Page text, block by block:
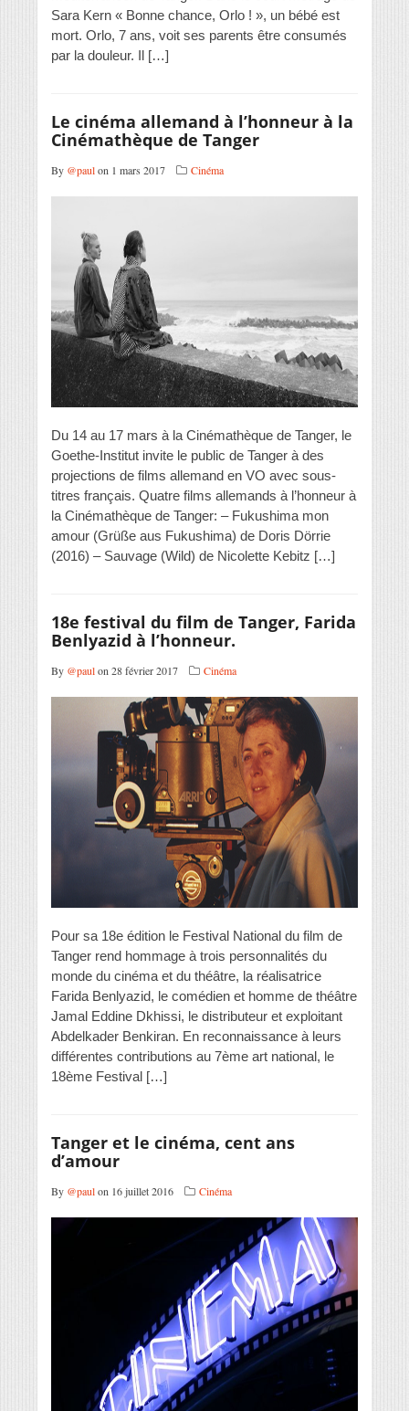
Sara Kern « Bonne chance, Orlo ! », un bébé est
mort. Orlo, 7 ans, voit ses parents être consumés
par la douleur. Il […]
Le cinéma allemand à l’honneur à la
Cinémathèque de Tanger
By @paulon 1 mars 2017 Cinéma
Du 14 au 17 mars à la Cinémathèque de Tanger, le
Goethe-Institut invite le public de Tanger à des
projections de films allemand en VO avec sous-
titres français. Quatre films allemands à l’honneur à
la Cinémathèque de Tanger: – Fukushima mon
amour (Grüße aus Fukushima) de Doris Dörrie
(2016) – Sauvage (Wild) de Nicolette Kebitz […]
18e festival du film de Tanger, Farida
Benlyazid à l’honneur.
By @paulon 28 février 2017 Cinéma
Pour sa 18e édition le Festival National du film de
Tanger rend hommage à trois personnalités du
monde du cinéma et du théâtre, la réalisatrice
Farida Benlyazid, le comédien et homme de théâtre
Jamal Eddine Dkhissi, le distributeur et exploitant
Abdelkader Benkiran. En reconnaissance à leurs
différentes contributions au 7ème art national, le
18ème Festival […]
Tanger et le cinéma, cent ans
d’amour
By @paulon 16 juillet 2016 Cinéma